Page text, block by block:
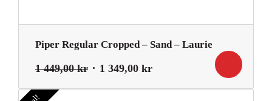
Piper Regular Cropped – Sand – Laurie
1 449,00kr Det1 349,00 krDet